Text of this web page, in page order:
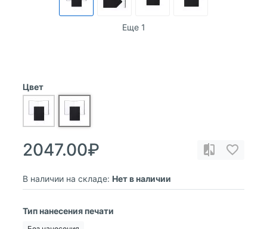
Еще 1
Цвет
2047.00₽
В наличии на складе: Нет в наличии
Тип нанесения печати